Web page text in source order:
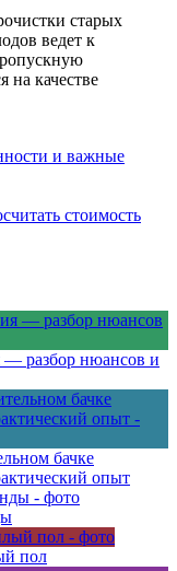
старых
ведет к
на качестве
и важные
стоимость
— разбор нюансов и
бачке
опыт
пол